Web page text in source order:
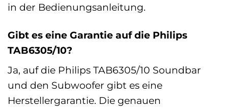
in der Bedienungsanleitung.
Gibt es eine Garantie auf die Philips
TAB6305/10?
Ja, auf die Philips TAB6305/10 Soundbar
und den Subwoofer gibt es eine
Herstellergarantie. Die genauen